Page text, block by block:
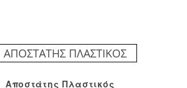
Αποστάτης Πλαστικός